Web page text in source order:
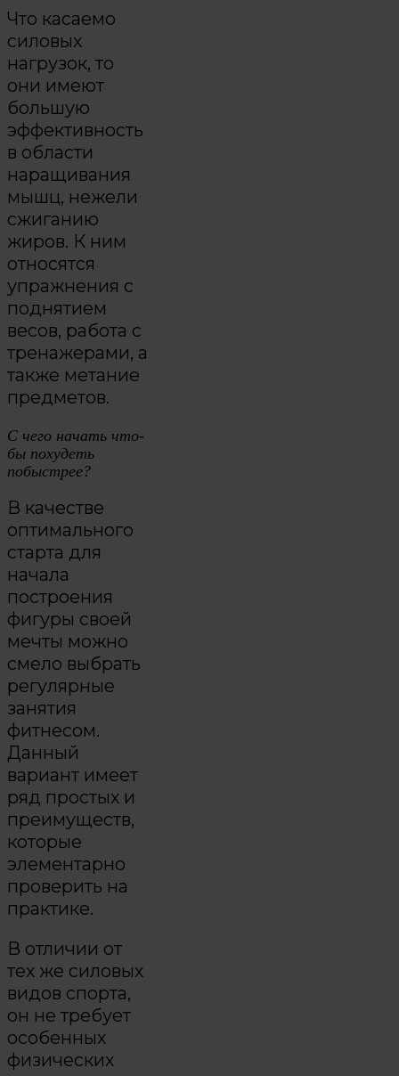
Что касаемо
силовых
нагрузок, то
они имеют
большую
эффективность
в области
наращивания
мышц, нежели
сжиганию
жиров. К ним
относятся
упражнения с
поднятием
весов, работа с
тренажерами, а
также метание
предметов.
С чего начать что-
бы похудеть
побыстрее?
В качестве
оптимального
старта для
начала
построения
фигуры своей
мечты можно
смело выбрать
регулярные
занятия
фитнесом.
Данный
вариант имеет
ряд простых и
преимуществ,
которые
элементарно
проверить на
практике.
В отличии от
тех же силовых
видов спорта,
он не требует
особенных
физических